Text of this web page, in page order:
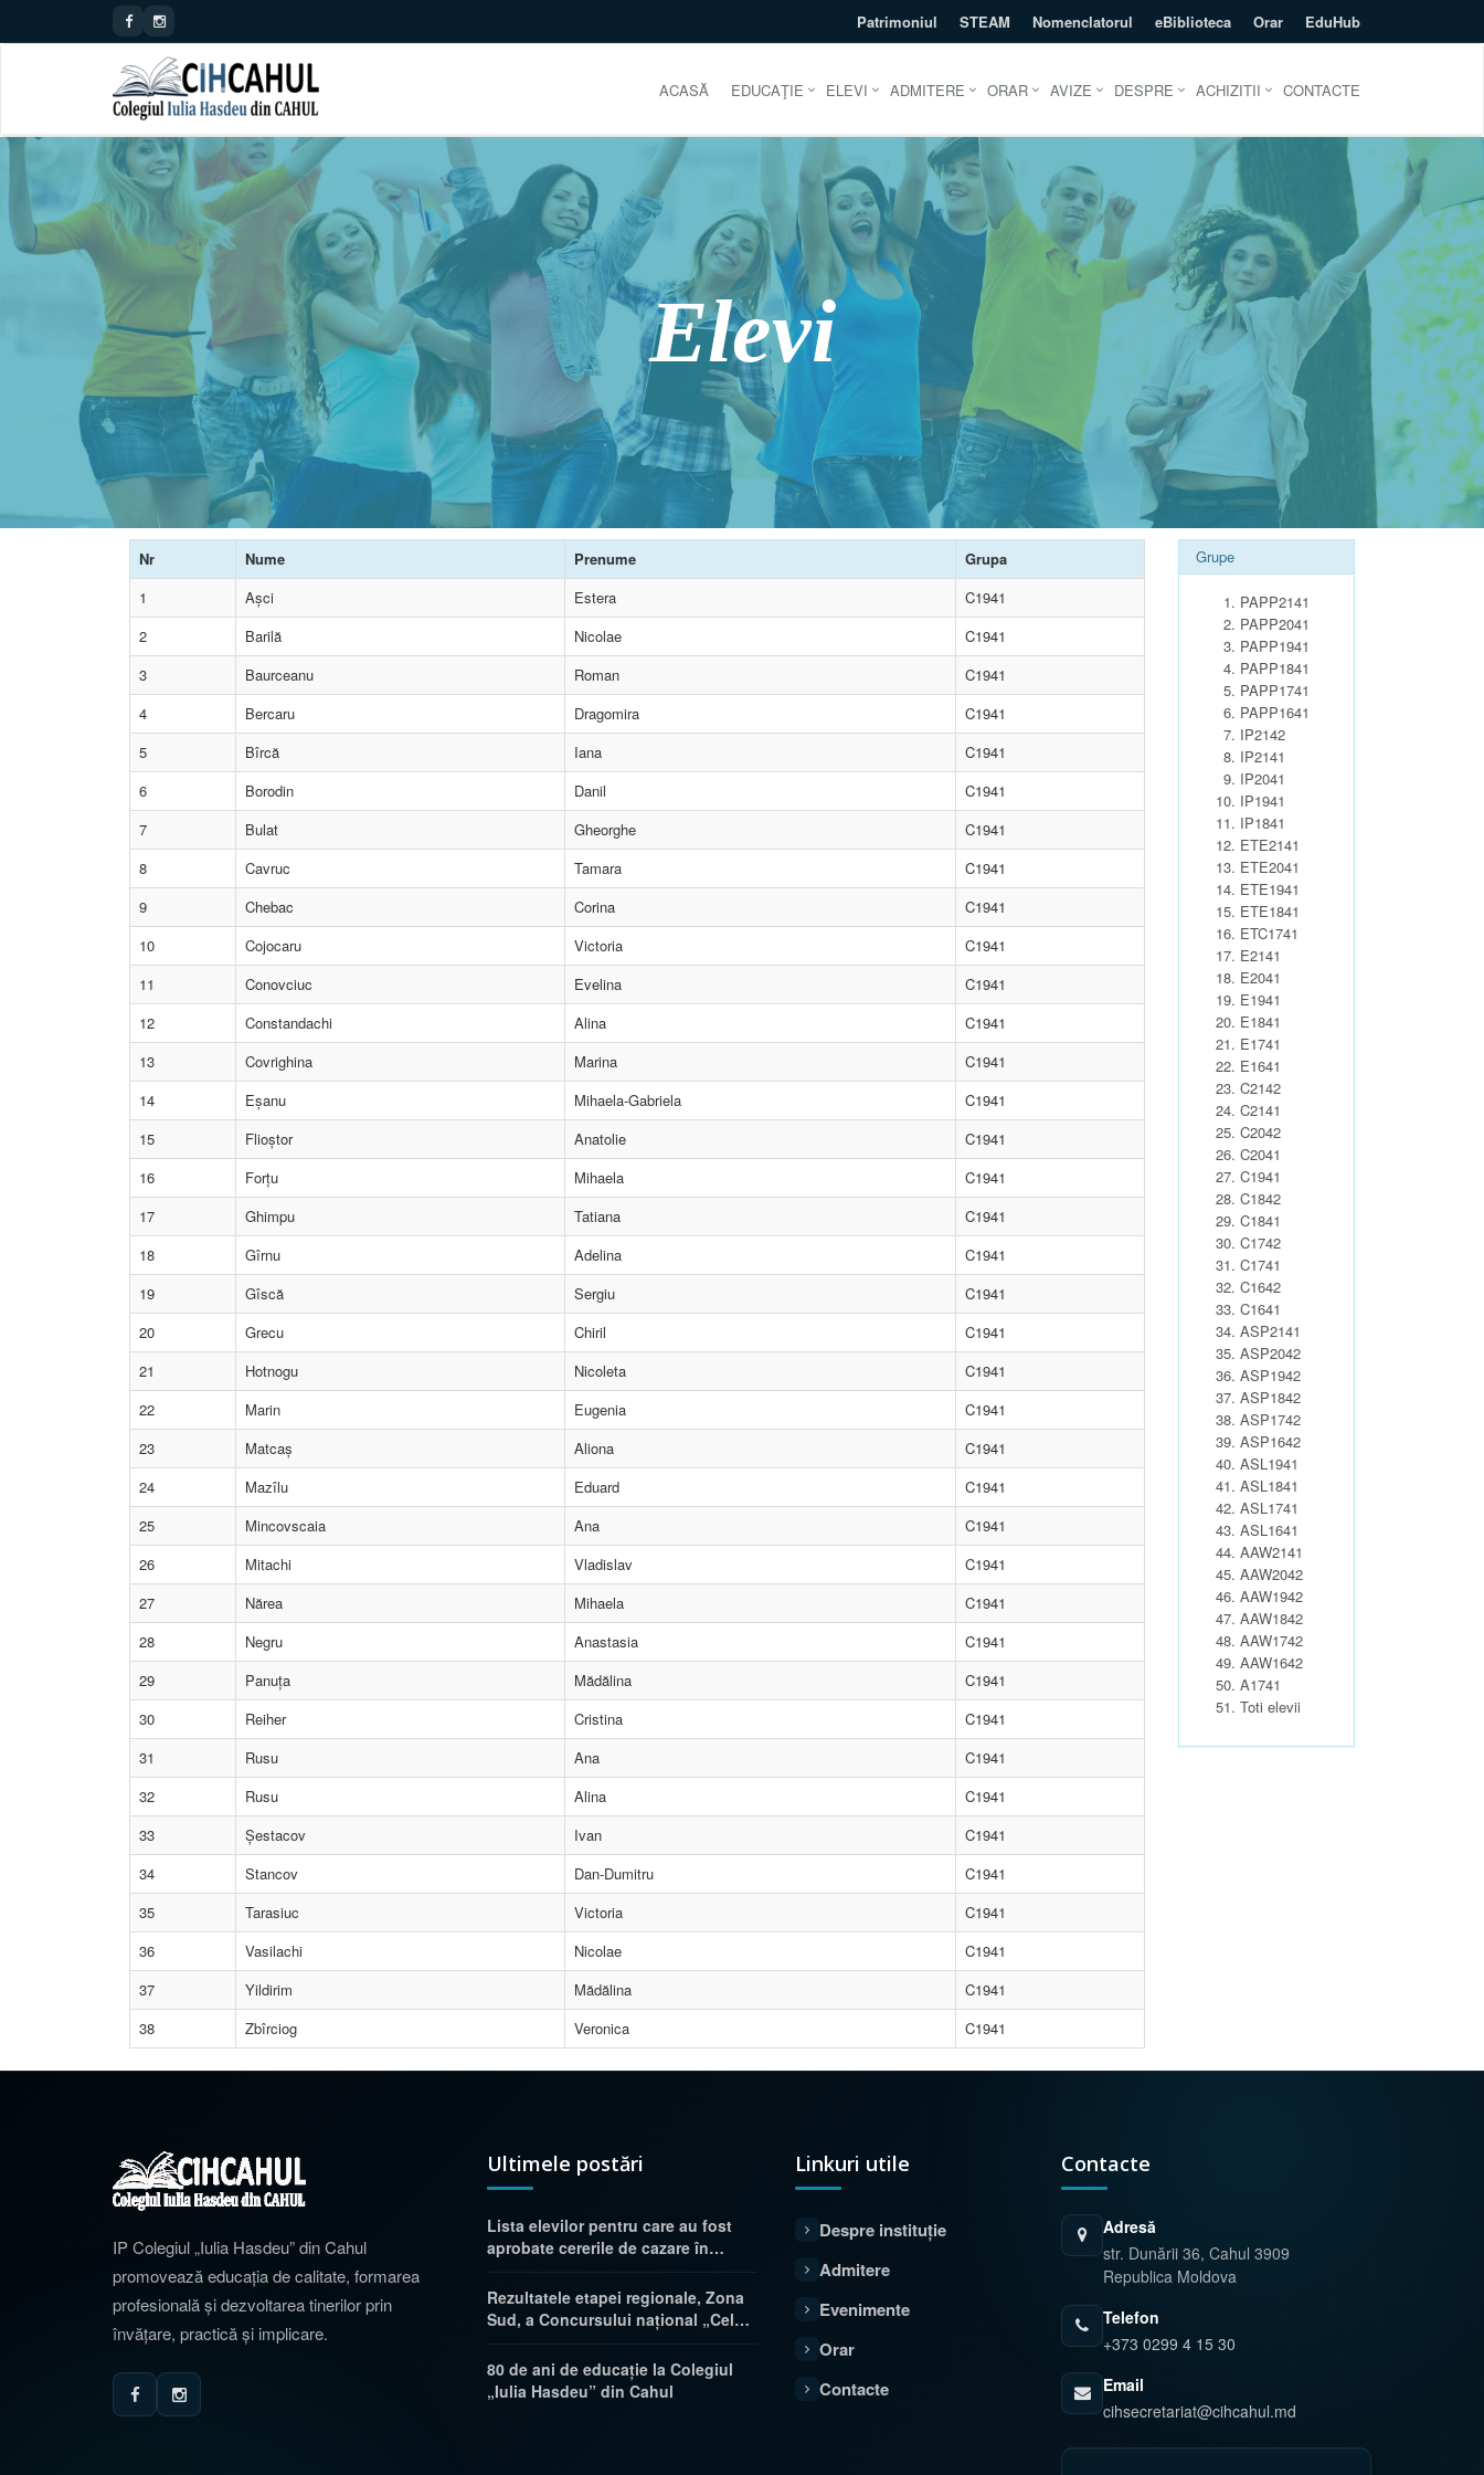
Patrimoniul STEAM Nomenclatorul eBiblioteca Orar EduHub
ACASĂ EDUCAŢIE ELEVI ADMITERE ORAR AVIZE DESPRE ACHIZITII CONTACTE
Elevi
Nr Nume Prenume
Grupa
1
Așci Estera
C1941
2
Barilă Nicolae
C1941
3
Baurceanu Roman
C1941
4
Bercaru Dragomira
C1941
5
Bîrcă Iana
C1941
6
Borodin Danil
C1941
7
Bulat Gheorghe
C1941
8
Cavruc Tamara
C1941
9
Chebac Corina
C1941
10
Cojocaru Victoria
C1941
11
Conovciuc Evelina
C1941
12
Constandachi Alina
C1941
13
Covrighina Marina
C1941
14
Eșanu Mihaela-Gabriela
C1941
15
Flioștor Anatolie
C1941
16
Forțu Mihaela
C1941
17
Ghimpu Tatiana
C1941
18
Gîrnu Adelina
C1941
19
Gîscă Sergiu
C1941
20
Grecu Chiril
C1941
21
Hotnogu Nicoleta
C1941
22
Marin Eugenia
C1941
23
Matcaș Aliona
C1941
24
Mazîlu Eduard
C1941
25
Mincovscaia Ana
C1941
26
Mitachi Vladislav
C1941
27
Nărea Mihaela
C1941
28
Negru Anastasia
C1941
29
Panuța Mădălina
C1941
30
Reiher Cristina
C1941
31
Rusu Ana
C1941
32
Rusu Alina
C1941
33
Șestacov Ivan
C1941
34
Stancov Dan-Dumitru
C1941
35
Tarasiuc Victoria
C1941
36
Vasilachi Nicolae
C1941
37
Yildirim Mădălina
C1941
38
Zbîrciog Veronica C1941
Grupe
PAPP2141
PAPP2041
PAPP1941
PAPP1841
PAPP1741
PAPP1641
IP2142
IP2141
IP2041
IP1941
IP1841
ETE2141
ETE2041
ETE1941
ETE1841
ETC1741
E2141
E2041
E1941
E1841
E1741
E1641
C2142
C2141
C2042
C2041
C1941
C1842
C1841
C1742
C1741
C1642
C1641
ASP2141
ASP2042
ASP1942
ASP1842
ASP1742
ASP1642
ASL1941
ASL1841
ASL1741
ASL1641
AAW2141
AAW2042
AAW1942
AAW1842
AAW1742
AAW1642
A1741
Toti elevii
IP Colegiul „Iulia Hasdeu” din Cahul
promovează educația de calitate, formarea
profesională și dezvoltarea tinerilor prin
învățare, practică și implicare.
Ultimele postări
Lista elevilor pentru care au fost
aprobate cererile de cazare în
Rezultatele etapei regionale, Zona
Sud, a Concursului național „Cel
80 de ani de educație la Colegiul
„Iulia Hasdeu” din Cahul
Linkuri utile
Despre instituție
Admitere
Evenimente
Orar
Contacte
Contacte
Adresă
str. Dunării 36, Cahul 3909
Republica Moldova
Telefon
+373 0299 4 15 30
Email
cihsecretariat@cihcahul.md